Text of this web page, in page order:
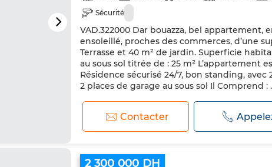
Sécurité
VAD.322000 Dar bouazza, bel appartement,
ensoleillé, proches des commerces, d’une
Terrasse et 40 m² de jardin. Superficie
au sous sol titrée de : 25 m² L’appartement
Résidence sécurisé 24/7, bon standing,
2 places de garage au sous sol Il Comprend :
Contacter
2 300 000 DH